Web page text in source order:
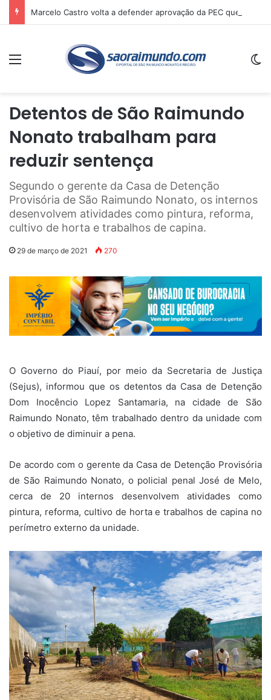
Menu
Detentos de São Raimundo
Nonato trabalham para
reduzir sentença
Segundo o gerente da Casa de Detenção
Provisória de São Raimundo Nonato, os internos
desenvolvem atividades como pintura, reforma,
cultivo de horta e trabalhos de capina.
29 de março de 2021 270
O Governo do Piauí, por meio da Secretaria de Justiça
(Sejus), informou que os detentos da Casa de Detenção
Dom Inocêncio Lopez Santamaria, na cidade de São
Raimundo Nonato, têm trabalhado dentro da unidade com
o objetivo de diminuir a pena.
De acordo com o gerente da Casa de Detenção Provisória
de São Raimundo Nonato, o policial penal José de Melo,
cerca de 20 internos desenvolvem atividades como
pintura, reforma, cultivo de horta e trabalhos de capina no
perímetro externo da unidade.